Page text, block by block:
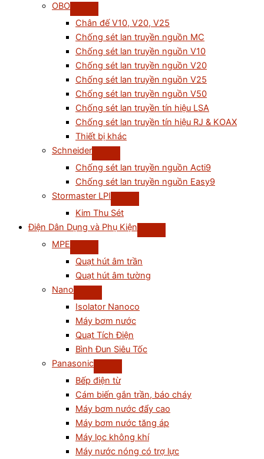
OBO
Chân đế V10, V20, V25
Chống sét lan truyền nguồn MC
Chống sét lan truyền nguồn V10
Chống sét lan truyền nguồn V20
Chống sét lan truyền nguồn V25
Chống sét lan truyền nguồn V50
Chống sét lan truyền tín hiệu LSA
Chống sét lan truyền tín hiệu RJ & KOAX
Thiết bị khác
Schneider
Chống sét lan truyền nguồn Acti9
Chống sét lan truyền nguồn Easy9
Stormaster LPI
Kim Thu Sét
Điện Dân Dụng và Phụ Kiện
MPE
Quạt hút âm trần
Quạt hút âm tường
Nano
Isolator Nanoco
Máy bơm nước
Quạt Tích Điện
Bình Đun Siêu Tốc
Panasonic
Bếp điện từ
Cám biến gắn trần, báo cháy
Máy bơm nước đẩy cao
Máy bơm nước tăng áp
Máy lọc không khí
Máy nước nóng có trợ lực